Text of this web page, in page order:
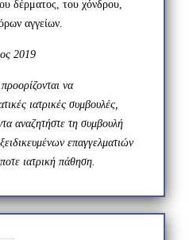
δέρματος, του χόνδρου,
αγγείων.
2019
να
ιατρικές συμβουλές,
αναζητήστε τη συμβουλή
επαγγελματιών
ιατρική πάθηση.